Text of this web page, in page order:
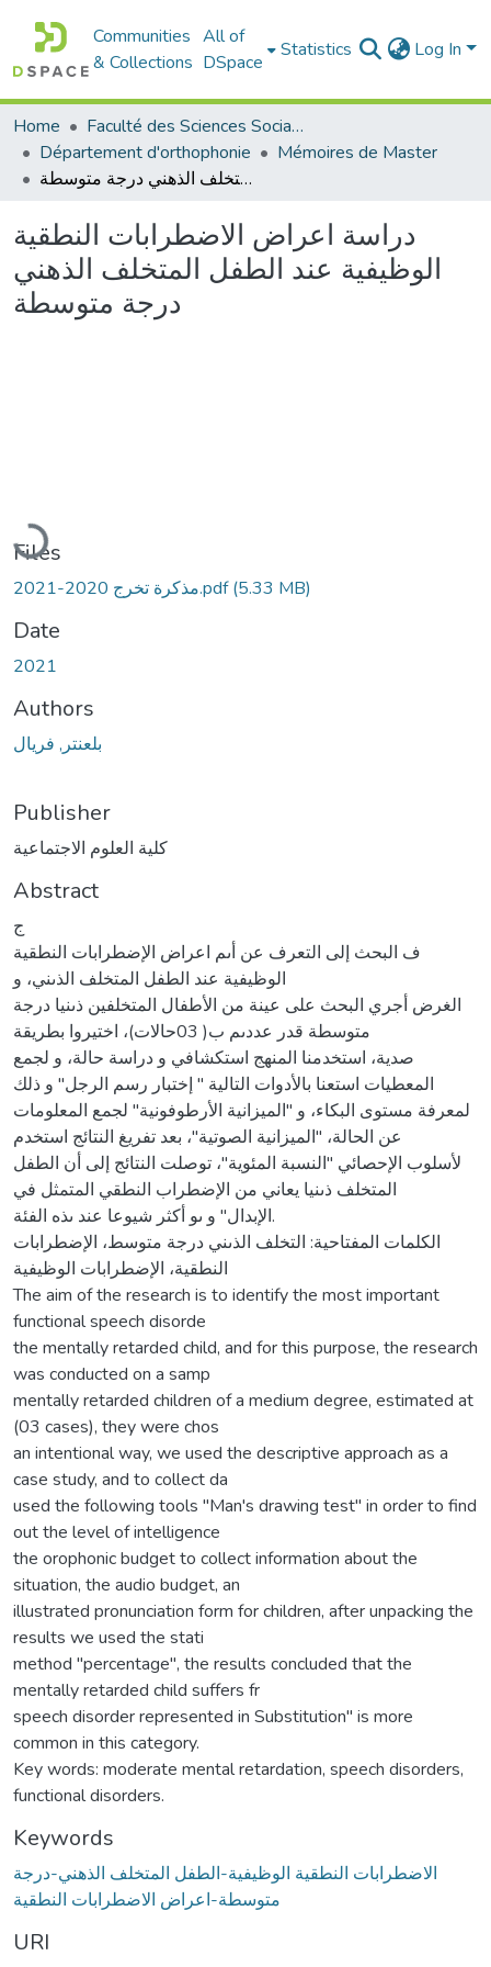
Communities
& Collections
All of
DSpace
Statistics Log In
Home
Faculté des Sciences Sociales
Département d'orthophonie
Mémoires de Master
دراسة اعراض الاضطرابات النطقية الوظيفية عند الطفل المتخلف الذهني درجة متوسطة
دراسة اعراض الاضطرابات النطقية
الوظيفية عند الطفل المتخلف الذهني
درجة متوسطة
Loading...
Files
مذكرة تخرج 2020-2021.pdf(5.33 MB)
Date
2021
Authors
بلعنتر, فريال
Publisher
كلية العلوم الاجتماعية
Abstract
‌ج
ف البحث إلى التعرف عن أىم اعراض الإضطرابات النطقية
الوظيفية عند الطفل المتخلف الذىني، و
الغرض أجري البحث على عينة من الأطفال المتخلفين ذىنيا درجة
متوسطة قدر عددىم ب( 03حالات)، اختيروا بطريقة
صدية، استخدمنا المنهج استكشافي و دراسة حالة، و لجمع
المعطيات استعنا بالأدوات التالية " إختبار رسم الرجل" و ذلك
لمعرفة مستوى البكاء، و "الميزانية الأرطوفونية" لجمع المعلومات
عن الحالة، "الميزانية الصوتية"، بعد تفريغ النتائج استخدم
لأسلوب الإحصائي "النسبة المئوية"، توصلت النتائج إلى أن الطفل
المتخلف ذىنيا يعاني من الإضطراب النطقي المتمثل في
الإبدال" و ىو أكثر شيوعا عند ىذه الفئة.
الكلمات المفتاحية: التخلف الذىني درجة متوسط، الإضطرابات
النطقية، الإضطرابات الوظيفية
The aim of the research is to identify the most important
functional speech disorde
the mentally retarded child, and for this purpose, the research
was conducted on a samp
mentally retarded children of a medium degree, estimated at
(03 cases), they were chos
an intentional way, we used the descriptive approach as a
case study, and to collect da
used the following tools "Man's drawing test" in order to find
out the level of intelligence
the orophonic budget to collect information about the
situation, the audio budget, an
illustrated pronunciation form for children, after unpacking the
results we used the stati
method "percentage", the results concluded that the
mentally retarded child suffers fr
speech disorder represented in Substitution" is more
common in this category.
Key words: moderate mental retardation, speech disorders,
functional disorders.
Keywords
الاضطرابات النطقية الوظيفية-الطفل المتخلف الذهني-درجة
متوسطة-اعراض الاضطرابات النطقية
URI